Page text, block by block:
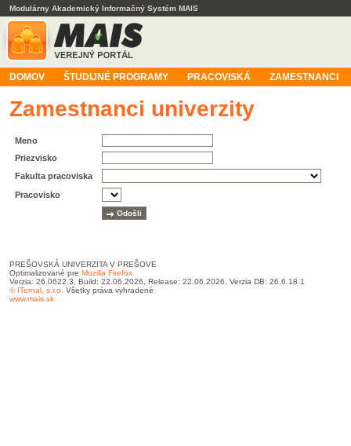
Modulárny Akademický Informačný Systém MAIS
DOMOV ŠTUDIJNÉ PROGRAMY PRACOVISKÁ ZAMESTNANCI
Zamestnanci univerzity
Meno
Priezvisko
Fakulta pracoviska
Pracovisko
PREŠOVSKÁ UNIVERZITA V PREŠOVE
Optimalizované pre Mozilla Firefox
Verzia: 26.0622.3, Build: 22.06.2026, Release: 22.06.2026, Verzia DB: 26.6.18.1
© ITernal, s.r.o. Všetky práva vyhradené
www.mais.sk